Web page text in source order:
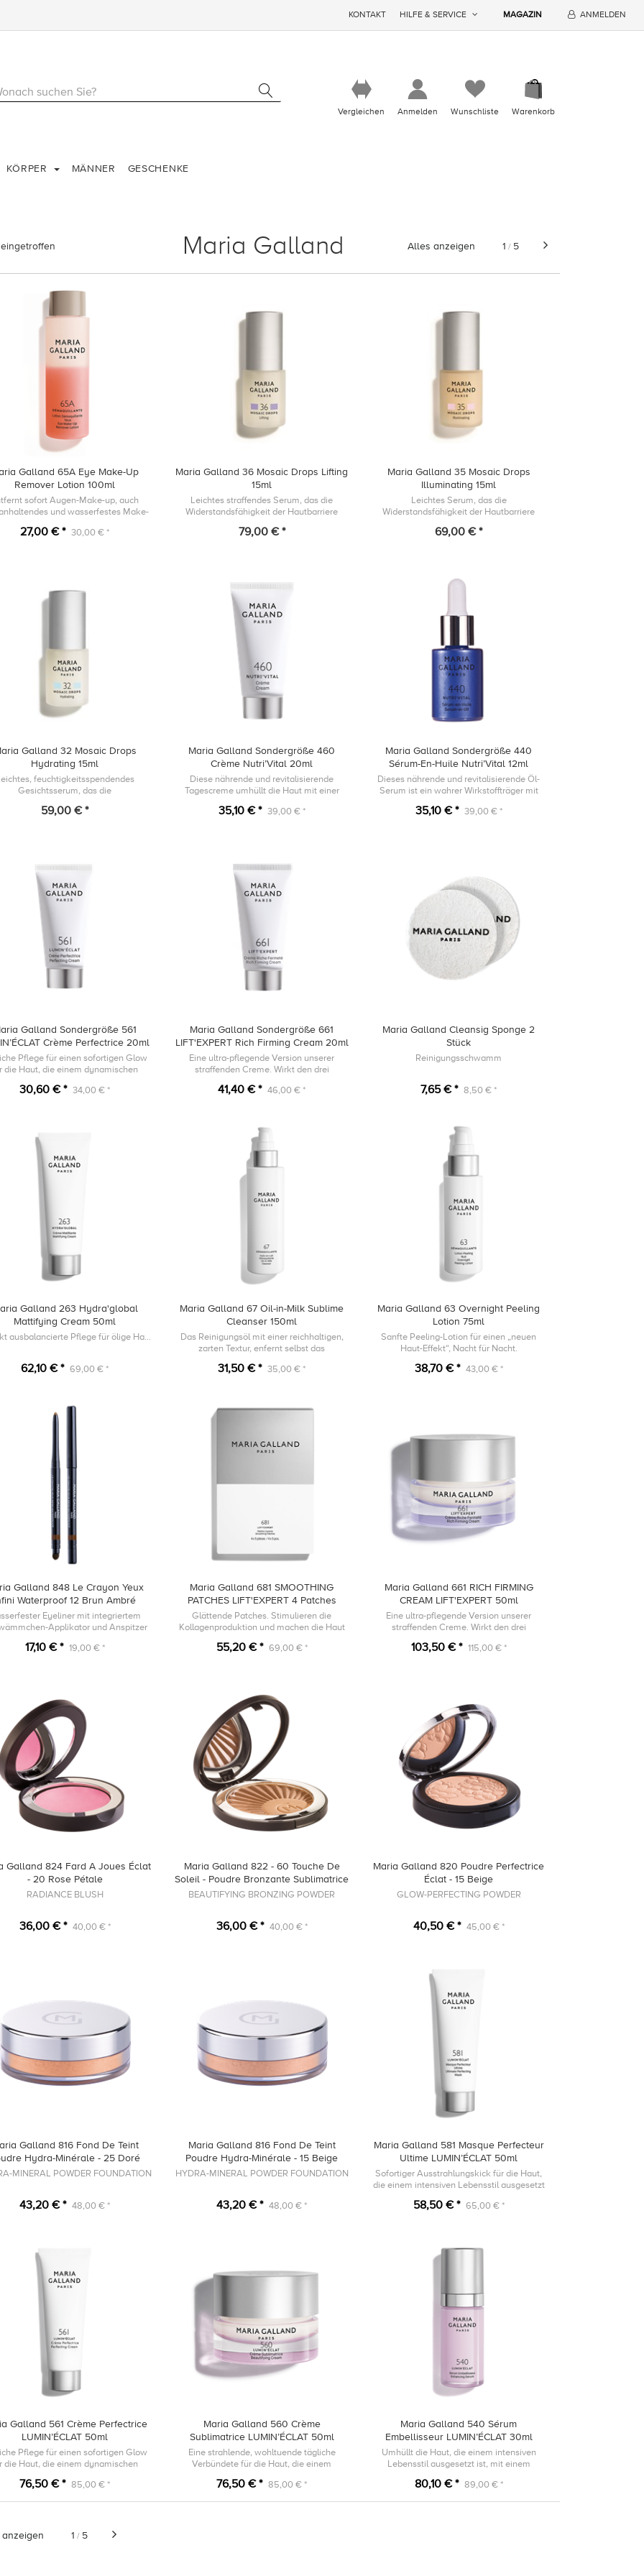
KONTAKT HILFE & SERVICE MAGAZIN ANMELDEN
Vergleichen Anmelden Wunschliste Warenkorb
KÖRPER MÄNNER GESCHENKE
Maria Galland Alles anzeigen 1 / 5
Galland 65A Eye Make-Up
Remover Lotion 100ml
sofort Augen-Make-up, auch
und wasserfestes Make-
27,00 € * 30,00 € *
Maria Galland 36 Mosaic Drops Lifting
15ml
Leichtes straffendes Serum, das die
Widerstandsfähigkeit der Hautbarriere
Hautalterung bekämpft, indem es das
79,00 € *
Maria Galland 35 Mosaic Drops
Illuminating 15ml
Leichtes Serum, das die
Widerstandsfähigkeit der Hautbarriere
entgegenwirkt, indem es Deiner Haut einen
69,00 € *
Galland 32 Mosaic Drops
Hydrating 15ml
feuchtigkeitsspendendes
Gesichtsserum, das die
und dem Austrocknen der Haut
59,00 € *
Maria Galland Sondergröße 460
Crème Nutri’Vital 20ml
Diese nährende und revitalisierende
Tagescreme umhüllt die Haut mit einer
35,10 € * 39,00 € *
Maria Galland Sondergröße 440
Sérum-En-Huile Nutri’Vital 12ml
Dieses nährende und revitalisierende Öl-
Serum ist ein wahrer Wirkstoffträger mit
Wohlbefinden.
35,10 € * 39,00 € *
Galland Sondergröße 561
Crème Perfectrice 20ml
Pflege für einen sofortigen Glow
die Haut, die einem dynamischen
30,60 € * 34,00 € *
Maria Galland Sondergröße 661
LIFT'EXPERT Rich Firming Cream 20ml
Eine ultra-pflegende Version unserer
straffenden Creme. Wirkt den drei
verantwortlich sind, entgegen.
41,40 € * 46,00 € *
Maria Galland Cleansig Sponge 2
Stück
Reinigungsschwamm
7,65 € * 8,50 € *
Galland 263 Hydra'global
Mattifying Cream 50ml
Perfekt ausbalancierte Pflege für ölige Haut
62,10 € * 69,00 € *
Maria Galland 67 Oil-in-Milk Sublime
Cleanser 150ml
Das Reinigungsöl mit einer reichhaltigen,
zarten Textur, enfernt selbst das
Fettfilm auf der Haut.
31,50 € * 35,00 € *
Maria Galland 63 Overnight Peeling
Lotion 75ml
Sanfte Peeling-Lotion für einen „neuen
Haut-Effekt“, Nacht für Nacht.
38,70 € * 43,00 € *
Galland 848 Le Crayon Yeux
Waterproof 12 Brun Ambré
Eyeliner mit integriertem
Applikator und Anspitzer
17,10 € * 19,00 € *
Maria Galland 681 SMOOTHING
PATCHES LIFT'EXPERT 4 Patches
Glättende Patches. Stimulieren die
Kollagenproduktion und machen die Haut
55,20 € * 69,00 € *
Maria Galland 661 RICH FIRMING
CREAM LIFT'EXPERT 50ml
Eine ultra-pflegende Version unserer
straffenden Creme. Wirkt den drei
verantwortlich sind, entgegen.
103,50 € * 115,00 € *
Galland 824 Fard A Joues Éclat
- 20 Rose Pétale
RADIANCE BLUSH
36,00 € * 40,00 € *
Maria Galland 822 - 60 Touche De
Soleil - Poudre Bronzante Sublimatrice
BEAUTIFYING BRONZING POWDER
36,00 € * 40,00 € *
Maria Galland 820 Poudre Perfectrice
Éclat - 15 Beige
GLOW-PERFECTING POWDER
40,50 € * 45,00 € *
Galland 816 Fond De Teint
Hydra-Minérale - 25 Doré
MINERAL POWDER FOUNDATION
43,20 € * 48,00 € *
Maria Galland 816 Fond De Teint
Poudre Hydra-Minérale - 15 Beige
HYDRA-MINERAL POWDER FOUNDATION
43,20 € * 48,00 € *
Maria Galland 581 Masque Perfecteur
Ultime LUMIN’ÉCLAT 50ml
Sofortiger Ausstrahlungskick für die Haut,
die einem intensiven Lebensstil ausgesetzt
58,50 € * 65,00 € *
Galland 561 Crème Perfectrice
LUMIN’ÉCLAT 50ml
Pflege für einen sofortigen Glow
die Haut, die einem dynamischen
76,50 € * 85,00 € *
Maria Galland 560 Crème
Sublimatrice LUMIN’ÉCLAT 50ml
Eine strahlende, wohltuende tägliche
Verbündete für die Haut, die einem
76,50 € * 85,00 € *
Maria Galland 540 Sérum
Embellisseur LUMIN’ÉCLAT 30ml
Umhüllt die Haut, die einem intensiven
Lebensstil ausgesetzt ist, mit einem
80,10 € * 89,00 € *
1 / 5